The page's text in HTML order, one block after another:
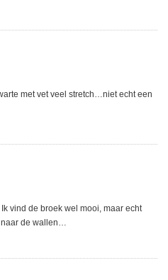
met vet veel stretch…niet echt een
vind de broek wel mooi, maar echt
de wallen…